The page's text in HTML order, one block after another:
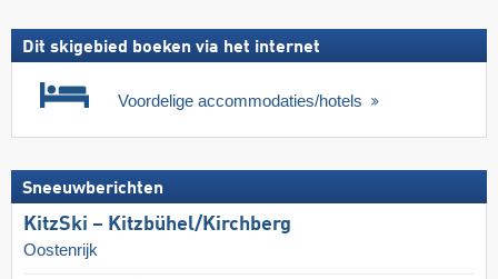
Dit skigebied boeken via het internet
Voordelige accommodaties/hotels
Sneeuwberichten
KitzSki – Kitzbühel/​Kirchberg
Oostenrijk